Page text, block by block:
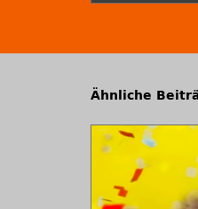
Ähnliche